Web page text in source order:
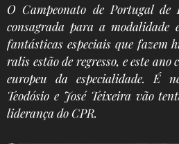
O Campeonato de Portugal
consagrada para a modalidade
fantásticas especiais que fazem
ralis estão de regresso, e este
europeu da especialidade. É
Teodósio e José Teixeira vão
liderança do CPR.